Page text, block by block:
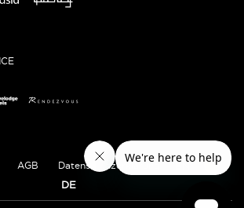
AGB Datenschutzerklärung
EN
DE